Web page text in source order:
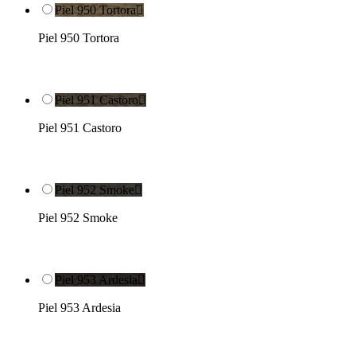
Piel 950 Tortora
Piel 950 Tortora
Piel 951 Castoro
Piel 951 Castoro
Piel 952 Smoke
Piel 952 Smoke
Piel 953 Ardesia
Piel 953 Ardesia